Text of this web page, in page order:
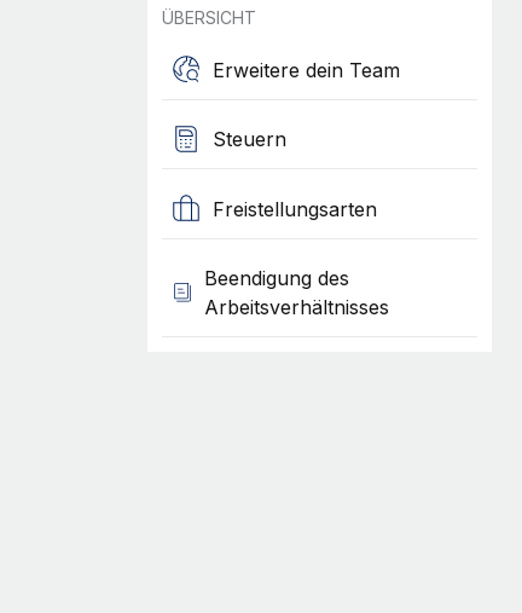
ÜBERSICHT
Erweitere dein Team
Steuern
Freistellungsarten
Beendigung des
Arbeitsverhältnisses